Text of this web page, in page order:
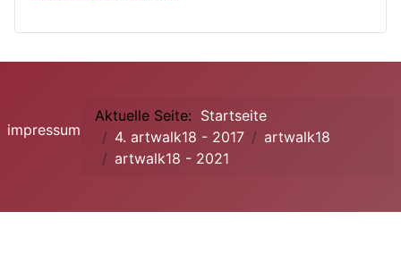
impressum
Aktuelle Seite: Startseite
4. artwalk18 - 2017
artwalk18
artwalk18 - 2021